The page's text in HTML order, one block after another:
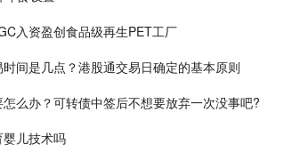
入资盈创食品级再生PET工厂
间是几点？港股通交易日确定的基本原则
么办？可转债中签后不想要放弃一次没事吧?
儿技术吗